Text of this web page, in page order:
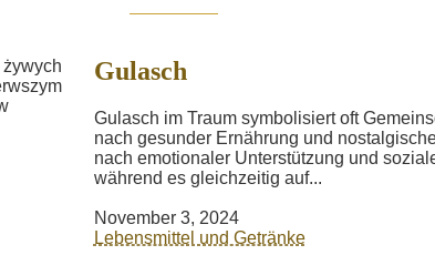
Gulasch
Gulasch im Traum symbolisiert oft
nach gesunder Ernährung und
nach emotionaler Unterstützung und
während es gleichzeitig auf...
November 3, 2024
Lebensmittel und Getränke